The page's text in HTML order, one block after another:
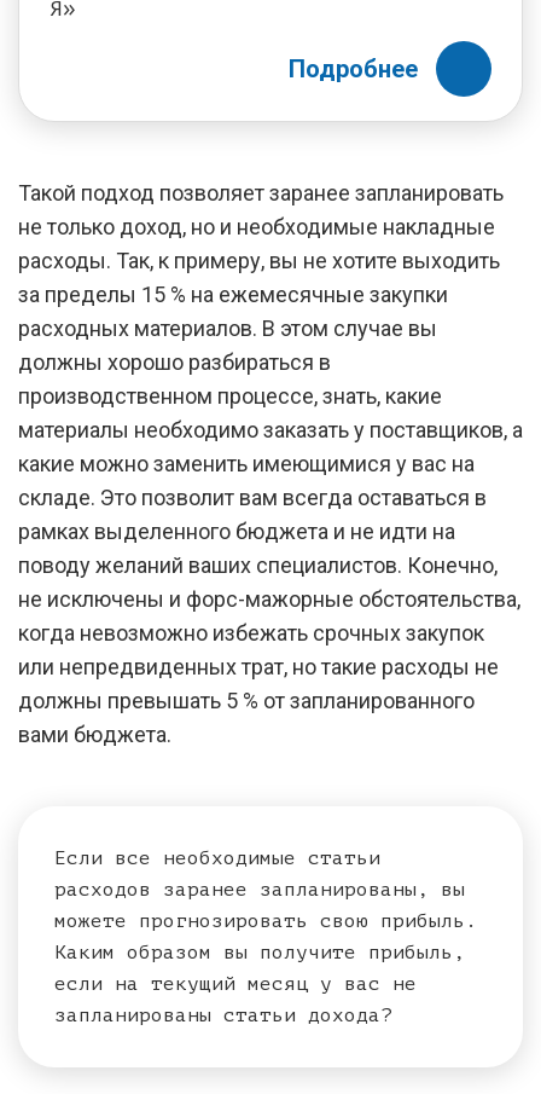
Я»
Подробнее
Такой подход позволяет заранее запланировать
не только доход, но и необходимые накладные
расходы. Так, к примеру, вы не хотите выходить
за пределы 15 % на ежемесячные закупки
расходных материалов. В этом случае вы
должны хорошо разбираться в
производственном процессе, знать, какие
материалы необходимо заказать у поставщиков, а
какие можно заменить имеющимися у вас на
складе. Это позволит вам всегда оставаться в
рамках выделенного бюджета и не идти на
поводу желаний ваших специалистов. Конечно,
не исключены и форс-мажорные обстоятельства,
когда невозможно избежать срочных закупок
или непредвиденных трат, но такие расходы не
должны превышать 5 % от запланированного
вами бюджета.
Если все необходимые статьи
расходов заранее запланированы, вы
можете прогнозировать свою прибыль.
Каким образом вы получите прибыль,
если на текущий месяц у вас не
запланированы статьи дохода?